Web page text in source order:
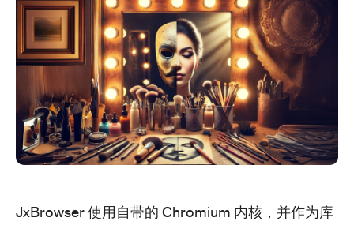
JxBrowser 使用自带的 Chromium 内核，并作为库